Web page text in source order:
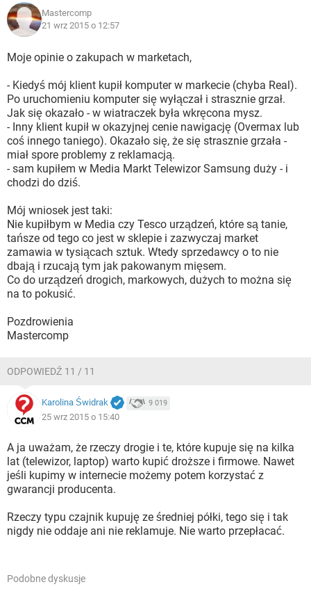
Mastercomp
21 wrz 2015 o 12:57
Moje opinie o zakupach w marketach,
- Kiedyś mój klient kupił komputer w markecie (chyba Real).
Po uruchomieniu komputer się wyłączał i strasznie grzał.
Jak się okazało - w wiatraczek była wkręcona mysz.
- Inny klient kupił w okazyjnej cenie nawigację (Overmax lub
coś innego taniego). Okazało się, że się strasznie grzała -
miał spore problemy z reklamacją.
- sam kupiłem w Media Markt Telewizor Samsung duży - i
chodzi do dziś.
Mój wniosek jest taki:
Nie kupiłbym w Media czy Tesco urządzeń, które są tanie,
tańsze od tego co jest w sklepie i zazwyczaj market
zamawia w tysiącach sztuk. Wtedy sprzedawcy o to nie
dbają i rzucają tym jak pakowanym mięsem.
Co do urządzeń drogich, markowych, dużych to można się
na to pokusić.
Pozdrowienia
Mastercomp
ODPOWIEDŹ 11 / 11
Karolina Świdrak 9 019
25 wrz 2015 o 15:40
A ja uważam, że rzeczy drogie i te, które kupuje się na kilka
lat (telewizor, laptop) warto kupić droższe i firmowe. Nawet
jeśli kupimy w internecie możemy potem korzystać z
gwarancji producenta.
Rzeczy typu czajnik kupuję ze średniej półki, tego się i tak
nigdy nie oddaje ani nie reklamuje. Nie warto przepłacać.
Podobne dyskusje